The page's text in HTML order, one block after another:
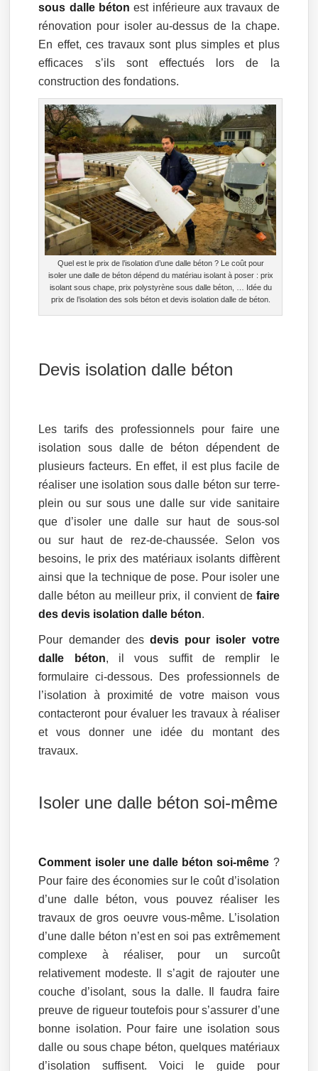
sous dalle béton est inférieure aux travaux de
rénovation pour isoler au-dessus de la chape.
En effet, ces travaux sont plus simples et plus
efficaces s’ils sont effectués lors de la
construction des fondations.
Quel est le prix de l’isolation d’une dalle béton ? Le coût pour
isoler une dalle de béton dépend du matériau isolant à poser : prix
isolant sous chape, prix polystyrène sous dalle béton, … Idée du
prix de l’isolation des sols béton et devis isolation dalle de béton.
Devis isolation dalle béton
Les tarifs des professionnels pour faire une
isolation sous dalle de béton dépendent de
plusieurs facteurs. En effet, il est plus facile de
réaliser une isolation sous dalle béton sur terre-
plein ou sur sous une dalle sur vide sanitaire
que d’isoler une dalle sur haut de sous-sol
ou sur haut de rez-de-chaussée. Selon vos
besoins, le prix des matériaux isolants diffèrent
ainsi que la technique de pose. Pour isoler une
dalle béton au meilleur prix, il convient de faire
des devis isolation dalle béton.
Pour demander des devis pour isoler votre
dalle béton, il vous suffit de remplir le
formulaire ci-dessous. Des professionnels de
l’isolation à proximité de votre maison vous
contacteront pour évaluer les travaux à réaliser
et vous donner une idée du montant des
travaux.
Isoler une dalle béton soi-même
Comment isoler une dalle béton soi-même ?
Pour faire des économies sur le coût d’isolation
d’une dalle béton, vous pouvez réaliser les
travaux de gros oeuvre vous-même. L’isolation
d’une dalle béton n’est en soi pas extrêmement
complexe à réaliser, pour un surcoût
relativement modeste. Il s’agit de rajouter une
couche d’isolant, sous la dalle. Il faudra faire
preuve de rigueur toutefois pour s’assurer d’une
bonne isolation. Pour faire une isolation sous
dalle ou sous chape béton, quelques matériaux
d’isolation suffisent. Voici le guide pour